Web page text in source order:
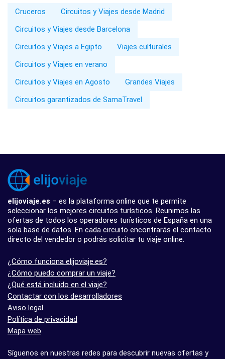
Cruceros
Circuitos y Viajes desde Madrid
Circuitos y Viajes desde Barcelona
Circuitos y Viajes a Egipto
Viajes culturales
Circuitos y Viajes en verano
Circuitos y Viajes en Agosto
Grandes Viajes
Circuitos garantizados de SamaTravel
elijoviaje.es – es la plataforma online que te permite
seleccionar los mejores circuitos turísticos. Reunimos las
ofertas de todos los operadores turísticos de España en una
sola base de datos. En cada circuito encontrarás el contacto
directo del vendedor o podrás solicitar tu viaje online.
¿Cómo funciona elijoviaje.es?
¿Cómo puedo comprar un viaje?
¿Qué está incluido en el viaje?
Contactar con los desarrolladores
Aviso legal
Política de privacidad
Mapa web
Síguenos en nuestras redes para descubrir nuevas ofertas y